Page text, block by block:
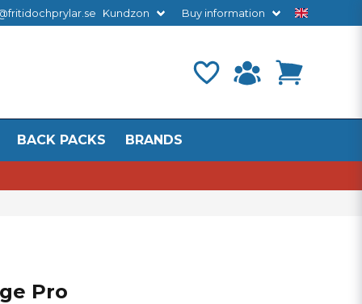
Kundzon Buy information
BACK PACKS BRANDS
Pro